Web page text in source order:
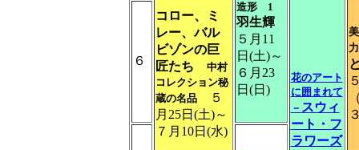
造形 1
羽生輝
５月11
日(土)～
６月23
日(日)
花のアート
に囲まれて
－ スウィ
ート・フ
ラワーズ
コロー、ミ
レー、バル
ビゾンの巨
匠たち 中村
コレクション秘
蔵の名品５
月25日(土)～
７月10日(水)
６